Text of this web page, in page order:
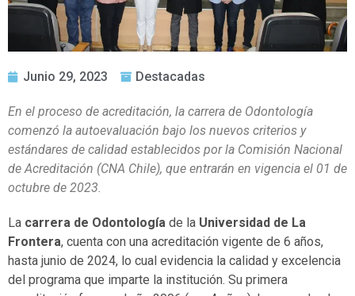
Junio 29, 2023 Destacadas
En el proceso de acreditación, la carrera de Odontología
comenzó la autoevaluación bajo los nuevos criterios y
estándares de calidad establecidos por la Comisión Nacional
de Acreditación (CNA Chile), que entrarán en vigencia el 01 de
octubre de 2023.
La carrera de Odontología de la Universidad de La
Frontera, cuenta con una acreditación vigente de 6 años,
hasta junio de 2024, lo cual evidencia la calidad y excelencia
del programa que imparte la institución. Su primera